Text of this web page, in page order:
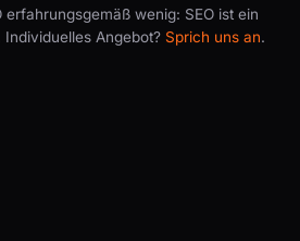
erfahrungsgemäß wenig: SEO ist ein
Angebot? Sprich uns an.